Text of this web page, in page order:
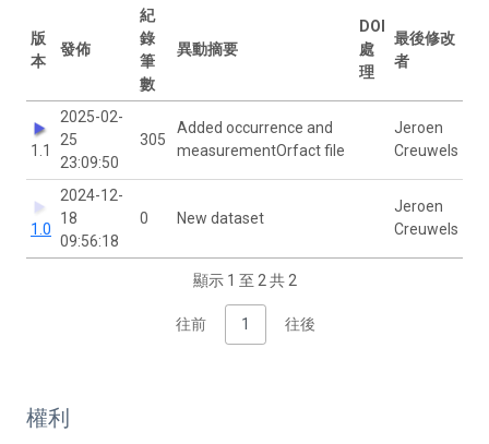
版
本
發佈
紀
錄
筆
數
異動摘要
DOI
處
理
最後修改
者
1.1
2025-02-
25
23:09:50
305
Added occurrence and
measurementOrfact file
Jeroen
Creuwels
1.0
2024-12-
18
09:56:18
0 New dataset
Jeroen
Creuwels
顯示 1 至 2 共 2
往前 1 往後
權利